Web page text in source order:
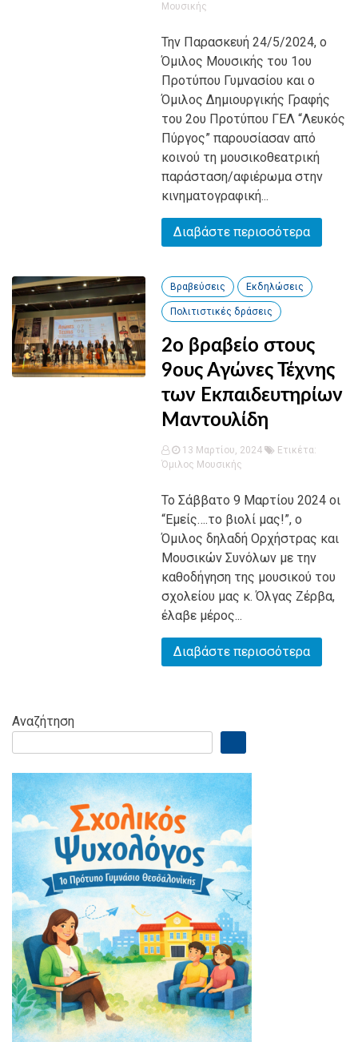
Μουσικής
Την Παρασκευή 24/5/2024, ο
Όμιλος Μουσικής του 1ου
Προτύπου Γυμνασίου και ο
Όμιλος Δημιουργικής Γραφής
του 2ου Προτύπου ΓΕΛ “Λευκός
Πύργος” παρουσίασαν από
κοινού τη μουσικοθεατρική
παράσταση/αφιέρωμα στην
κινηματογραφική...
Διαβάστε περισσότερα
Βραβεύσεις Εκδηλώσεις
Πολιτιστικές δράσεις
2ο βραβείο στους
9ους Αγώνες Τέχνης
των Εκπαιδευτηρίων
Μαντουλίδη
13 Μαρτίου, 2024
Ετικέτα:
Όμιλος Μουσικής
Το Σάββατο 9 Μαρτίου 2024 οι
“Εμείς….το βιολί μας!”, ο
Όμιλος δηλαδή Ορχήστρας και
Μουσικών Συνόλων με την
καθοδήγηση της μουσικού του
σχολείου μας κ. Όλγας Ζέρβα,
έλαβε μέρος...
Διαβάστε περισσότερα
Αναζήτηση